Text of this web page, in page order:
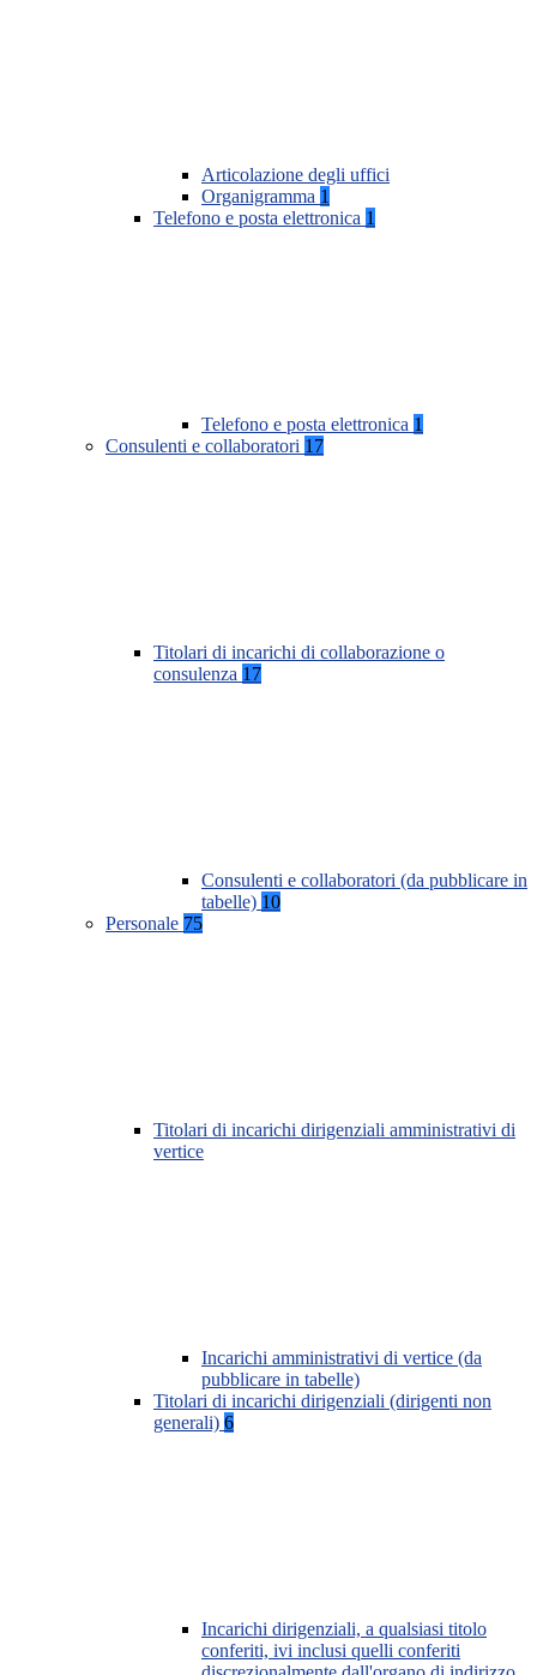
Articolazione degli uffici
Organigramma 1
Telefono e posta elettronica 1
Telefono e posta elettronica 1
Consulenti e collaboratori 17
Titolari di incarichi di collaborazione o
consulenza 17
Consulenti e collaboratori (da pubblicare in
tabelle) 10
Personale 75
Titolari di incarichi dirigenziali amministrativi di
vertice
Incarichi amministrativi di vertice (da
pubblicare in tabelle)
Titolari di incarichi dirigenziali (dirigenti non
generali) 6
Incarichi dirigenziali, a qualsiasi titolo
conferiti, ivi inclusi quelli conferiti